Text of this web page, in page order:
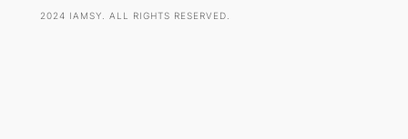
2024 IAMSY. ALL RIGHTS RESERVED.